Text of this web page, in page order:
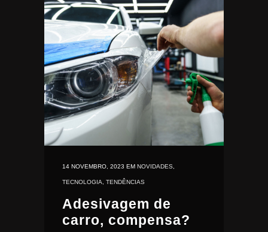
14 NOVEMBRO, 2023 EM NOVIDADES
TECNOLOGIA TENDÊNCIAS
Adesivagem de
carro, compensa?